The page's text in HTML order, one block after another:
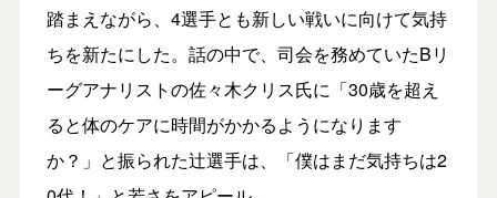
踏まえながら、4選手とも新しい戦いに向けて気持
ちを新たにした。話の中で、司会を務めていたBリ
ーグアナリストの佐々木クリス氏に「30歳を超え
ると体のケアに時間がかかるようになります
か？」と振られた辻選手は、「僕はまだ気持ちは2